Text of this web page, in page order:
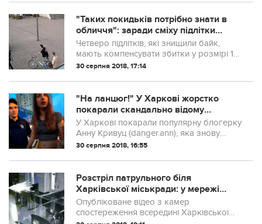
вшанування пам'яті його жертв з нагоди
75-х роковин трагедії. Видана на
замовлення Українського інсти...
"Таких покидьків потрібно знати в
обличчя": заради сміху підлітки
втопили орендований байк, фото ...
Четверо підлітків, які знищили байк,
мають компенсувати збитки у розмірі 15
тис. грн.
30 серпня 2018, 17:14
"На ланцюг!" У Харкові жорстко
покарали скандально відому
блогерку
У Харкові покарали популярну блогерку
Анну Кривуц (danger.ann), яка знову
попалася у стані алкогольного сп'яніння
30 серпня 2018, 16:55
Розстріл патрульного біля
Харківської міськради: у мережі
з'явилося відео
Опубліковане відео з камер
спостереження всередині Харківської